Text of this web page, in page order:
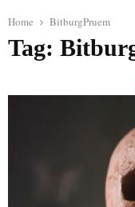
Home BitburgPruem
Tag: